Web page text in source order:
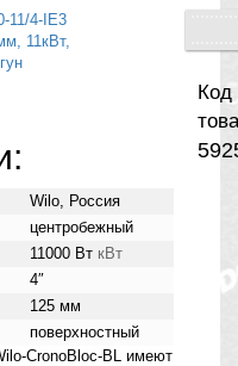
Wilo, Россия
центробежный
11000 Вт кВт
4″
125 мм
поверхностный
CronoBloc-BL имеют
Код